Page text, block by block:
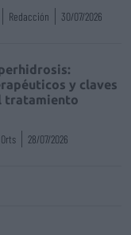
Redacción 30/07/2026
y claves
tratamiento
28/07/2026